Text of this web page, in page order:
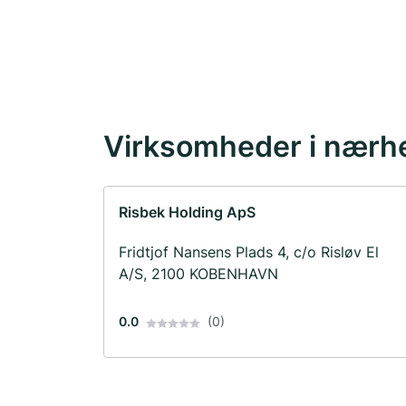
Virksomheder i
Risbek Holding ApS
Fridtjof Nansens Plads 4, c/o Risløv El
A/S, 2100 KOBENHAVN
0.0 (0)